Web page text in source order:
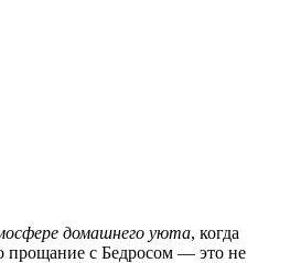
домашнего уюта, когда
прощание с Бедросом — это не